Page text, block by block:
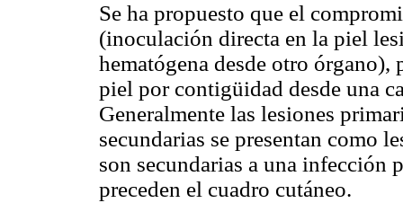
Se ha propuesto que el
(inoculación directa en la piel
hematógena desde otro órgano),
piel por contigüidad desde una
Generalmente las lesiones
secundarias se presentan como
son secundarias a una infección
preceden el cuadro cutáneo.